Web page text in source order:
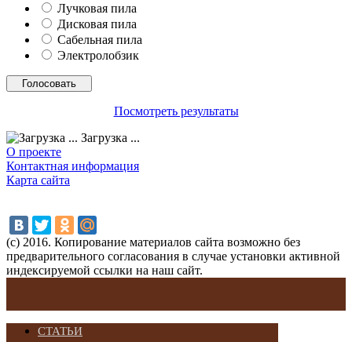
Лучковая пила
Дисковая пила
Сабельная пила
Электролобзик
Посмотреть результаты
Загрузка ...
О проекте
Контактная информация
Карта сайта
(с) 2016. Копирование материалов сайта возможно без
предварительного согласования в случае установки активной
индексируемой ссылки на наш сайт.
СТАТЬИ